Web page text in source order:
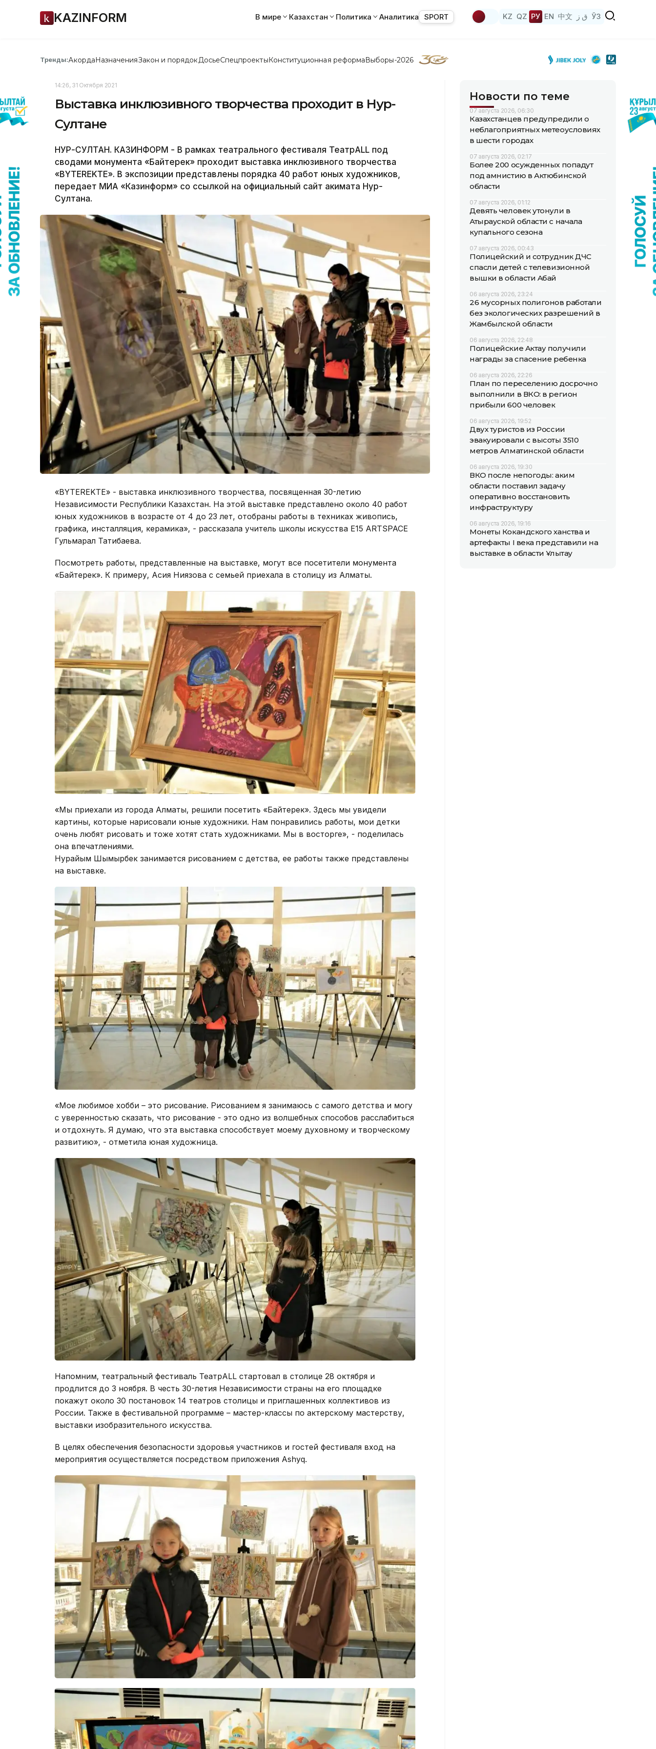
KAZINFORM В мире Казахстан Политика Аналитика SPORT KZ QZ РУ EN 中文 ق ز ЎЗ
Тренды:АкордаНазначенияЗакон и порядок ДосьеСпецпроектыКонституционная реформаВыборы-2026
14:26, 31 Октября 2021
Выставка инклюзивного творчества проходит в Нур-
Султане
НУР-СУЛТАН. КАЗИНФОРМ - В рамках театрального фестиваля ТеатрALL под
сводами монумента «Байтерек» проходит выставка инклюзивного творчества
«BYTEREKTE». В экспозиции представлены порядка 40 работ юных художников,
передает МИА «Казинформ» со ссылкой на официальный сайт акимата Нур-
Султана.
«BYTEREKTE» - выставка инклюзивного творчества, посвященная 30-летию
Независимости Республики Казахстан. На этой выставке представлено около 40 работ
юных художников в возрасте от 4 до 23 лет, отобраны работы в техниках живопись,
графика, инсталляция, керамика», - рассказала учитель школы искусства Е15 ARTSPACE
Гульмарал Татибаева.
Посмотреть работы, представленные на выставке, могут все посетители монумента
«Байтерек». К примеру, Асия Ниязова с семьей приехала в столицу из Алматы.
«Мы приехали из города Алматы, решили посетить «Байтерек». Здесь мы увидели
картины, которые нарисовали юные художники. Нам понравились работы, мои детки
очень любят рисовать и тоже хотят стать художниками. Мы в восторге», - поделилась
она впечатлениями.
Нурайым Шымырбек занимается рисованием с детства, ее работы также представлены
на выставке.
«Мое любимое хобби – это рисование. Рисованием я занимаюсь с самого детства и могу
с уверенностью сказать, что рисование - это одно из волшебных способов расслабиться
и отдохнуть. Я думаю, что эта выставка способствует моему духовному и творческому
развитию», - отметила юная художница.
Напомним, театральный фестиваль ТеатрALL стартовал в столице 28 октября и
продлится до 3 ноября. В честь 30-летия Независимости страны на его площадке
покажут около 30 постановок 14 театров столицы и приглашенных коллективов из
России. Также в фестивальной программе – мастер-классы по актерскому мастерству,
выставки изобразительного искусства.
В целях обеспечения безопасности здоровья участников и гостей фестиваля вход на
мероприятия осуществляется посредством приложения Ashyq.
Новости по теме
07 августа 2026, 06:30
Казахстанцев предупредили о
неблагоприятных метеоусловиях
в шести городах
07 августа 2026, 02:17
Более 200 осужденных попадут
под амнистию в Актюбинской
области
07 августа 2026, 01:12
Девять человек утонули в
Атырауской области с начала
купального сезона
07 августа 2026, 00:43
Полицейский и сотрудник ДЧС
спасли детей с телевизионной
вышки в области Абай
06 августа 2026, 23:24
26 мусорных полигонов работали
без экологических разрешений в
Жамбылской области
06 августа 2026, 22:48
Полицейские Актау получили
награды за спасение ребенка
06 августа 2026, 22:26
План по переселению досрочно
выполнили в ВКО: в регион
прибыли 600 человек
06 августа 2026, 19:52
Двух туристов из России
эвакуировали с высоты 3510
метров Алматинской области
06 августа 2026, 19:30
ВКО после непогоды: аким
области поставил задачу
оперативно восстановить
инфраструктуру
06 августа 2026, 19:16
Монеты Кокандского ханства и
артефакты I века представили на
выставке в области Ұлытау